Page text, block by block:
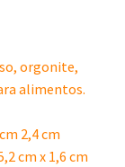
orgonite,
alimentos.
2,4 cm
cm x 1,6 cm